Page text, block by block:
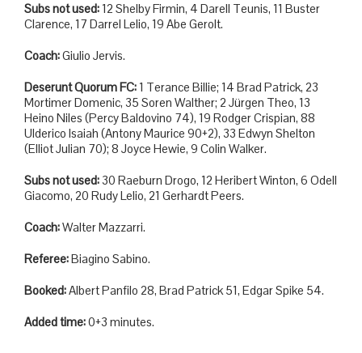
Subs not used: 12 Shelby Firmin, 4 Darell Teunis, 11 Buster
Clarence, 17 Darrel Lelio, 19 Abe Gerolt.
Coach:Giulio Jervis.
Deserunt Quorum FC: 1 Terance Billie; 14 Brad Patrick, 23
Mortimer Domenic, 35 Soren Walther; 2 Jürgen Theo, 13
Heino Niles (Percy Baldovino 74), 19 Rodger Crispian, 88
Ulderico Isaiah (Antony Maurice 90+2), 33 Edwyn Shelton
(Elliot Julian 70); 8 Joyce Hewie, 9 Colin Walker.
Subs not used: 30 Raeburn Drogo, 12 Heribert Winton, 6 Odell
Giacomo, 20 Rudy Lelio, 21 Gerhardt Peers.
Coach:Walter Mazzarri.
Referee:Biagino Sabino.
Booked:Albert Panfilo 28, Brad Patrick 51, Edgar Spike 54.
Added time:0+3 minutes.